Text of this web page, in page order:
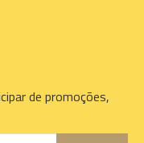
de promoções,